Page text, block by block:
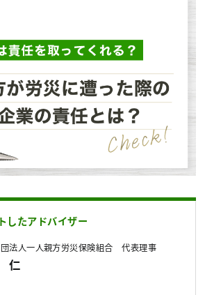
したアドバイザー
法人一人親方労災保険組合 代表理事
仁